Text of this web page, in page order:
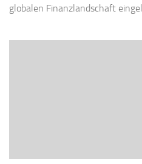
globalen Finanzlandschaft